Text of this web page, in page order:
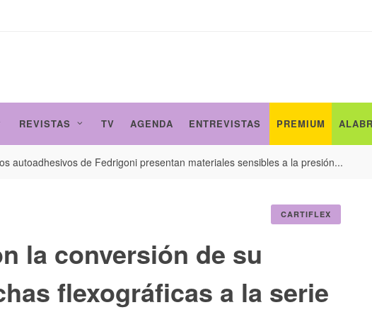
REVISTAS TV AGENDA ENTREVISTAS PREMIUM
autoadhesivos de Fedrigoni presentan materiales sensibles a la presión...
CARTIFLEX
la conversión de su
flexográficas a la serie